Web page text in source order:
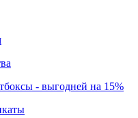
- выгодней на 15%